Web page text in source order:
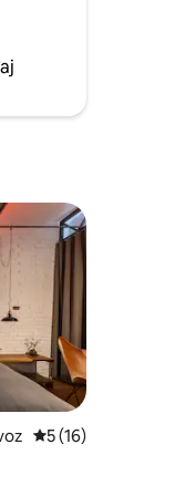
će vas
Prosječna ocjena:
5 (16)